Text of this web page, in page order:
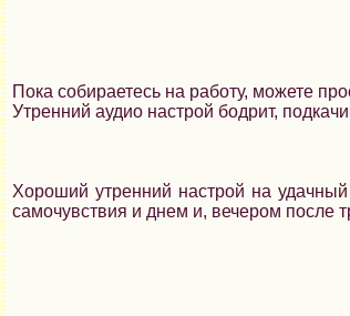
Пока собираетесь на работу, можете
Утренний аудио настрой бодрит,
Хороший утренний настрой на
самочувствия и днем и, вечером после